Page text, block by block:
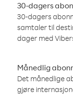
30-dagers
30-dagers
samtaler til
dager med
Månedlig
Det månedlige
gjøre